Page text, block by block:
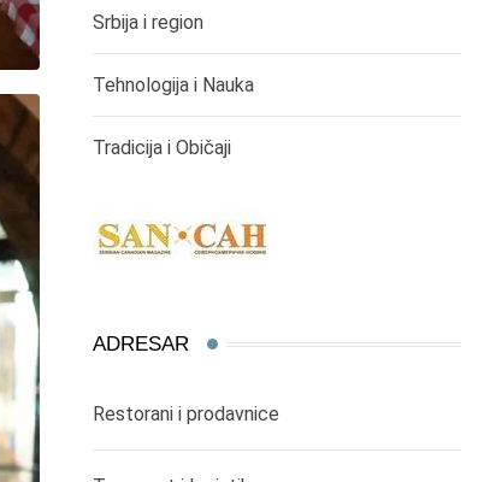
Srbija i region
Tehnologija i Nauka
Tradicija i Običaji
ADRESAR
Restorani i prodavnice